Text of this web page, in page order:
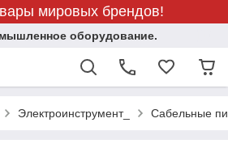
мировых брендов!
оборудование.
Электроинструмент_ Сабельные